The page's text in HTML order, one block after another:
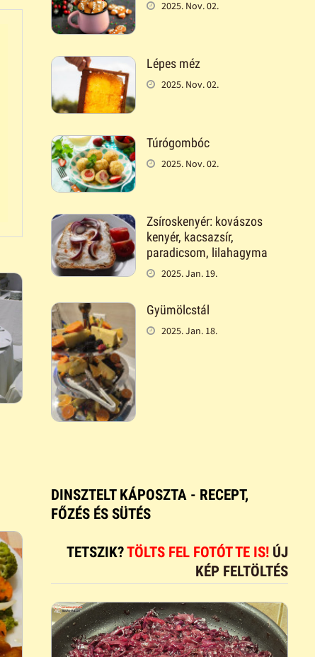
2025. Nov. 02.
Lépes méz
2025. Nov. 02.
Túrógombóc
2025. Nov. 02.
Zsíroskenyér: kovászos
kenyér, kacsazsír,
paradicsom, lilahagyma
2025. Jan. 19.
Gyümölcstál
2025. Jan. 18.
DINSZTELT KÁPOSZTA - RECEPT,
FŐZÉS ÉS SÜTÉS
TETSZIK?TÖLTS FEL FOTÓT TE IS! ÚJ
KÉP FELTÖLTÉS